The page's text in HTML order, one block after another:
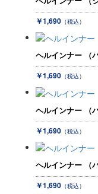
￥1,690 （税込）
ヘルインナー （
￥1,690 （税込）
ヘルインナー （
￥1,690 （税込）
ヘルインナー （
￥1,690 （税込）